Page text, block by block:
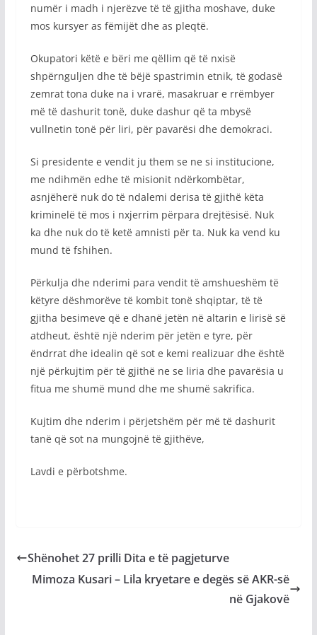
numër i madh i njerëzve të të gjitha moshave, duke
mos kursyer as fëmijët dhe as pleqtë.
Okupatori këtë e bëri me qëllim që të nxisë
shpërnguljen dhe të bëjë spastrimin etnik, të godasë
zemrat tona duke na i vrarë, masakruar e rrëmbyer
më të dashurit tonë, duke dashur që ta mbysë
vullnetin tonë për liri, për pavarësi dhe demokraci.
Si presidente e vendit ju them se ne si institucione,
me ndihmën edhe të misionit ndërkombëtar,
asnjëherë nuk do të ndalemi derisa të gjithë këta
kriminelë të mos i nxjerrim përpara drejtësisë. Nuk
ka dhe nuk do të ketë amnisti për ta. Nuk ka vend ku
mund të fshihen.
Përkulja dhe nderimi para vendit të amshueshëm të
këtyre dëshmorëve të kombit tonë shqiptar, të të
gjitha besimeve që e dhanë jetën në altarin e lirisë së
atdheut, është një nderim për jetën e tyre, për
ëndrrat dhe idealin që sot e kemi realizuar dhe është
një përkujtim për të gjithë ne se liria dhe pavarësia u
fitua me shumë mund dhe me shumë sakrifica.
Kujtim dhe nderim i përjetshëm për më të dashurit
tanë që sot na mungojnë të gjithëve,
Lavdi e përbotshme.
Shënohet 27 prilli Dita e të pagjeturve
Mimoza Kusari – Lila kryetare e degës së AKR-së
në Gjakovë